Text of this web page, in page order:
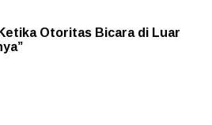
Otoritas Bicara di Luar